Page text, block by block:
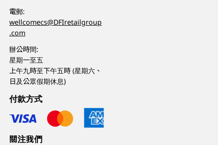
電郵:
wellcomecs@DFIretailgroup
.com
辦公時間:
星期一至五
上午九時至下午五時 (星期六、
日及公眾假期休息)
付款方式
關注我們